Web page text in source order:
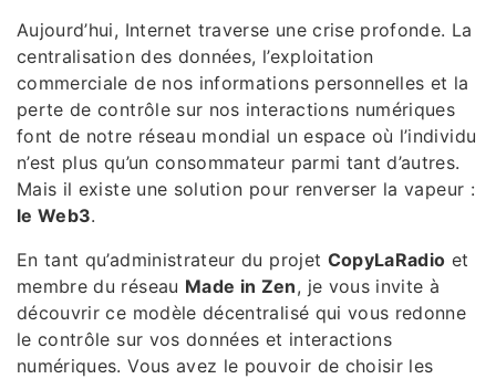
Aujourd’hui, Internet traverse une crise profonde. La
centralisation des données, l’exploitation
commerciale de nos informations personnelles et la
perte de contrôle sur nos interactions numériques
font de notre réseau mondial un espace où l’individu
n’est plus qu’un consommateur parmi tant d’autres.
Mais il existe une solution pour renverser la vapeur :
le Web3.
En tant qu’administrateur du projet CopyLaRadio et
membre du réseau Made in Zen, je vous invite à
découvrir ce modèle décentralisé qui vous redonne
le contrôle sur vos données et interactions
numériques. Vous avez le pouvoir de choisir les